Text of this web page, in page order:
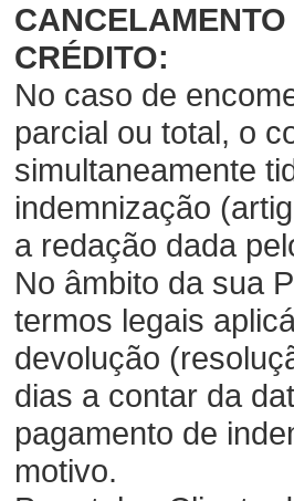
CRÉDITO:
No caso de
parcial ou total, o
simultaneamente
indemnização
a redação dada
No âmbito da sua
termos legais
devolução
dias a contar da
pagamento de
motivo.